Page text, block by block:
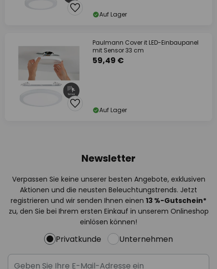
Auf Lager
Paulmann Cover it LED-Einbaupanel
mit Sensor 33 cm
59,49 €
Auf Lager
Newsletter
Verpassen Sie keine unserer besten Angebote, exklusiven
Aktionen und die neusten Beleuchtungstrends. Jetzt
registrieren und wir senden Ihnen einen 13 %-Gutschein*
zu, den Sie bei Ihrem ersten Einkauf in unserem Onlineshop
einlösen können!
Privatkunde Unternehmen